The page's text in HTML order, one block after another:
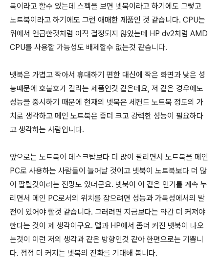
북이라고 할수 있는데 스펙을 보면 넷북이라고 하기에도 그렇고
노트북이라고 하기에도 그런 애매한 제품인 것 같습니다. CPU는
위에서 언급한것처럼 아직 결정되지 않았는데 HP dv2처럼 AMD
CPU를 사용할 가능성도 배제할수 없는것 같습니다.
넷북은 가볍고 작아서 휴대하기 편한 대신에 작은 화면과 낮은 성
능때문에 호불호가 갈리는 제품인것 같은데요, 저 같은 경우에도
성능을 중시하기 때문에 현재의 넷북은 세컨드 노트북 정도의 가
치로 생각하고 메인 노트북은 좀더 크고 강력한 성능이 필요하다
고 생각하는 사람입니다.
앞으로는 노트북이 데스크탑보다 더 많이 팔리면서 노트북을 메인
PC로 사용하는 사람들이 늘어날 것이고 넷북이 노트북보다 더 많
이 팔릴것이라는 전망도 있더군요. 넷북이 이 같은 인기를 계속 누
리면서 메인 PC로서의 위치를 잡으려면 성능과 가독성에서의 발
전이 있어야 할것 같습니다. 그러려면 지금보다는 약간 더 커져야
한다는 것이 제 생각이구요. 델과 HP에서 좀더 커진 넷북이 나오
는것이 이런 저의 생각과 같은 방향인것 같아 한편으로는 기쁩니
다. 점점 더 커지는 넷북의 진화를 기대해 봅니다.